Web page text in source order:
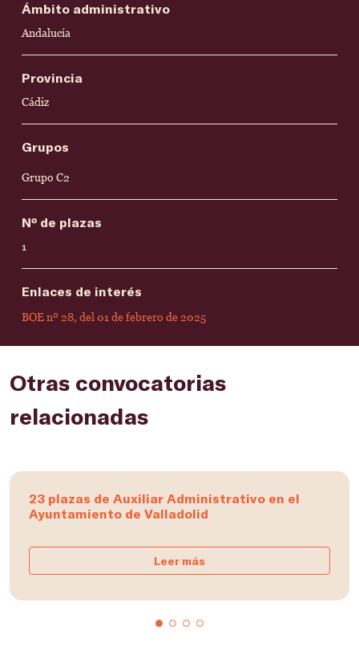
Ámbito administrativo
Andalucía
Provincia
Cádiz
Grupos
Grupo C2
Nº de plazas
1
Enlaces de interés
BOE nº 28, del 01 de febrero de 2025
Otras convocatorias
relacionadas
23 plazas de Auxiliar Administrativo en el
Ayuntamiento de Valladolid
Leer más